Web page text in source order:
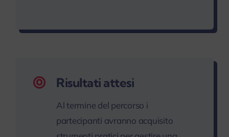
Risultati attesi
Al termine del percorso i
partecipanti avranno acquisito